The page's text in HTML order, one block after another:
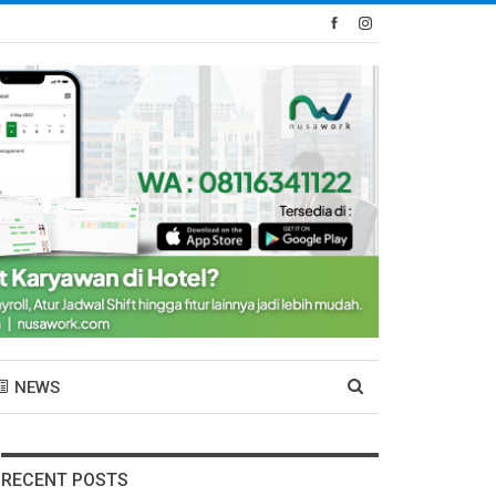
NEWS
RECENT POSTS